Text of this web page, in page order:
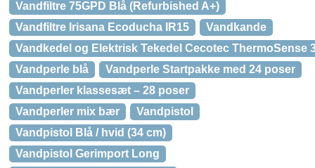
Vandfiltre 75GPD Blå (Refurbished A+)
Vandfiltre Irisana Ecoducha IR15
Vandkande
Vandkedel og Elektrisk Tekedel Cecotec ThermoSense
Vandperle blå
Vandperle Startpakke med 24 poser
Vandperler klassesæt – 28 poser
Vandperler mix bær
Vandpistol
Vandpistol Blå / hvid (34 cm)
Vandpistol Gerimport Long